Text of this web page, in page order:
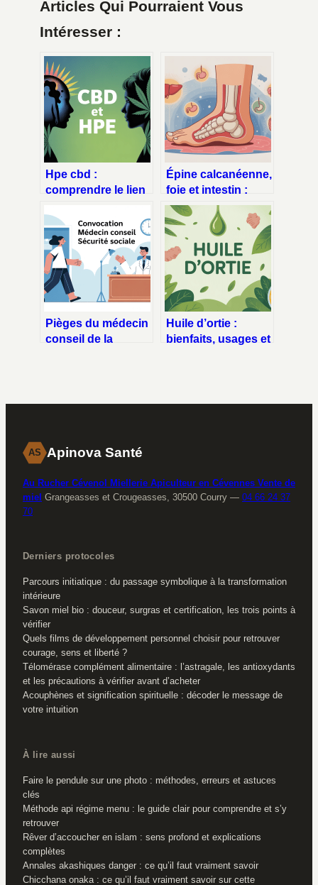
Articles Qui Pourraient Vous
Intéresser :
Hpe cbd :
comprendre le lien
entre haut potentiel
émotionnel et
cannabis
Épine calcanéenne,
foie et intestin :
comprendre les
liens possibles
Pièges du médecin
conseil de la
Huile d’ortie :
bienfaits, usages et
AS Apinova Santé
Au Rucher Cévenol Miellerie Apiculteur en Cévennes Vente de
miel Grangeasses et Crougeasses, 30500 Courry — 04 66 24 37
70
Derniers protocoles
Parcours initiatique : du passage symbolique à la transformation
intérieure
Savon miel bio : douceur, surgras et certification, les trois points à
vérifier
Quels films de développement personnel choisir pour retrouver
courage, sens et liberté ?
Télomérase complément alimentaire : l’astragale, les antioxydants
et les précautions à vérifier avant d’acheter
Acouphènes et signification spirituelle : décoder le message de
votre intuition
À lire aussi
Faire le pendule sur une photo : méthodes, erreurs et astuces
clés
Méthode api régime menu : le guide clair pour comprendre et s’y
retrouver
Rêver d’accoucher en islam : sens profond et explications
complètes
Annales akashiques danger : ce qu’il faut vraiment savoir
Chicchana onaka : ce qu’il faut vraiment savoir sur cette